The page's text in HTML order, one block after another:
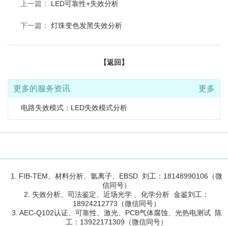
上一篇： LED可靠性+失效分析
下一篇： 灯珠变色发黑失效分析
【返回】
更多的服务资讯 更多
电路失效模式：LED失效模式分析
1. FIB-TEM、材料分析、氩离子、EBSD 刘工：18148990106（微
信同号）
2. 失效分析、司法鉴定、近场光学 、化学分析 金鉴刘工：
18924212773（微信同号）
3. AEC-Q102认证、可靠性、激光、PCB气体腐蚀、光热电测试 陈
工：13922171309（微信同号）